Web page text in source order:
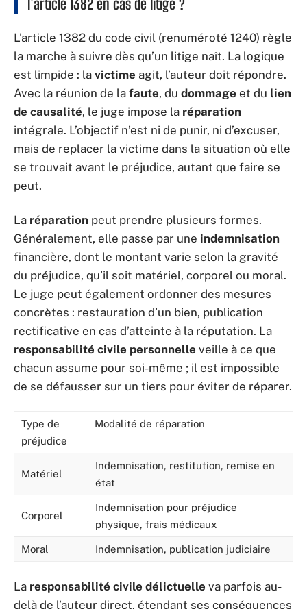
L’article 1382 du code civil (renuméroté 1240) règle
la marche à suivre dès qu’un litige naît. La logique
est limpide : la victime agit, l’auteur doit répondre.
Avec la réunion de la faute, du dommage et du lien
de causalité, le juge impose la réparation
intégrale. L’objectif n’est ni de punir, ni d’excuser,
mais de replacer la victime dans la situation où elle
se trouvait avant le préjudice, autant que faire se
peut.
La réparation peut prendre plusieurs formes.
Généralement, elle passe par une indemnisation
financière, dont le montant varie selon la gravité
du préjudice, qu’il soit matériel, corporel ou moral.
Le juge peut également ordonner des mesures
concrètes : restauration d’un bien, publication
rectificative en cas d’atteinte à la réputation. La
responsabilité civile personnelle veille à ce que
chacun assume pour soi-même ; il est impossible
de se défausser sur un tiers pour éviter de réparer.
Type de
préjudice
Modalité de réparation
Matériel
Indemnisation, restitution, remise en
état
Corporel
Indemnisation pour préjudice
physique, frais médicaux
Moral Indemnisation, publication judiciaire
La responsabilité civile délictuelle va parfois au-
delà de l’auteur direct, étendant ses conséquences